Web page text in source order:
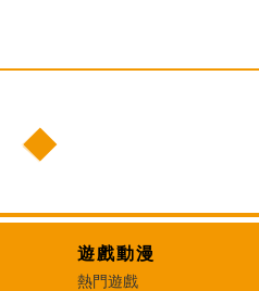
遊戲動漫
熱門遊戲